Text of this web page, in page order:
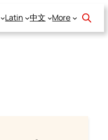
Latin 中文 More